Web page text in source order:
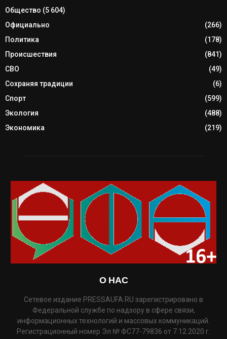
Общество (5 604)
Официально
(266)
Политика
(178)
Происшествия
(841)
СВО
(49)
Сохраняя традиции
(6)
Спорт
(599)
Экология
(488)
Экономика
(219)
О НАС
Сетевое издание PRESSAUFA.RU зарегистрировано в
Федеральной службе по надзору в сфере связи,
информационных технологий и массовых коммуникаций.
Регистрационный номер Эл № ФС77-79836 от 7.12.2020 г.